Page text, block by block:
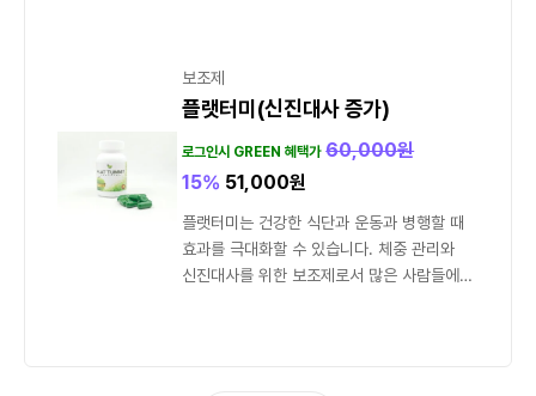
보조제
플랫터미(신진대사 증가)
로그인시 GREEN 혜택가 60,000원
15% 51,000원
플랫터미는 건강한 식단과 운동과 병행할 때
효과를 극대화할 수 있습니다. 체중 관리와
신진대사를 위한 보조제로서 많은 사람들에게